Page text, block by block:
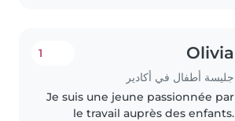
Olivia
جليسة أطفال في أكادير
1
Je suis une jeune passionnée par
le travail auprès des enfants.